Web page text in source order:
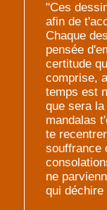
"Ces
afin de
Chaque
pensée
certitude
comprise,
temps est
que sera
mandalas
te
souffrance
ne
qui déchire